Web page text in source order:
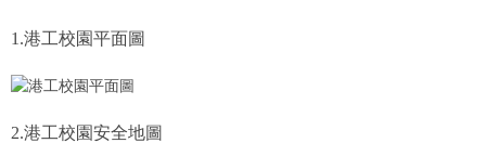
1.港工校園平面圖
2.港工校園安全地圖